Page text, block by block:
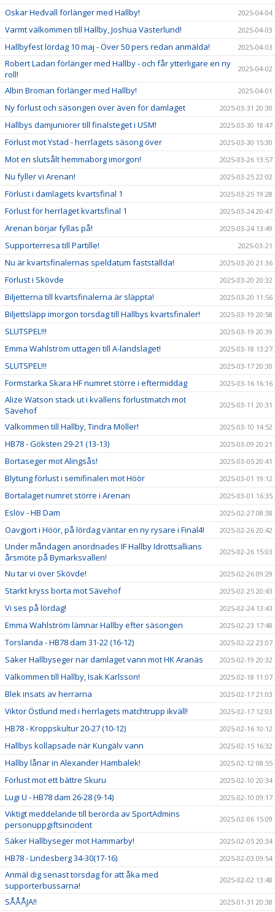
Oskar Hedvall förlänger med Hallby!
2025-04-04
Varmt välkommen till Hallby, Joshua Västerlund! 2025-04-03
Hallbyfest lördag 10 maj - Över 50 pers redan anmälda! 2025-04-03
Robert Ladan förlänger med Hallby - och får ytterligare en ny
roll!
2025-04-02
Albin Broman förlänger med Hallby! 2025-04-01
Ny förlust och säsongen över även för damlaget 2025-03-31 20:30
Hallbys damjuniorer till finalsteget i USM! 2025-03-30 18:47
Förlust mot Ystad - herrlagets säsong över 2025-03-30 15:30
Mot en slutsålt hemmaborg imorgon! 2025-03-26 13:57
Nu fyller vi Arenan! 2025-03-25 22:02
Förlust i damlagets kvartsfinal 1 2025-03-25 19:28
Förlust för herrlaget kvartsfinal 1 2025-03-24 20:47
Arenan börjar fyllas på! 2025-03-24 13:49
Supporterresa till Partille! 2025-03-21
Nu är kvartsfinalernas speldatum fastställda! 2025-03-20 21:36
Förlust i Skövde 2025-03-20 20:32
Biljetterna till kvartsfinalerna är släppta! 2025-03-20 11:56
Biljettsläpp imorgon torsdag till Hallbys kvartsfinaler! 2025-03-19 20:58
SLUTSPEL!!! 2025-03-19 20:39
Emma Wahlström uttagen till A-landslaget! 2025-03-18 13:27
SLUTSPEL!!! 2025-03-17 20:30
Formstarka Skara HF numret större i eftermiddag 2025-03-16 16:16
Alize Watson stack ut i kvällens förlustmatch mot
Sävehof
2025-03-11 20:31
Välkommen till Hallby, Tindra Möller! 2025-03-10 14:52
HB78 - Göksten 29-21 (13-13) 2025-03-09 20:21
Bortaseger mot Alingsås! 2025-03-05 20:41
Blytung förlust i semifinalen mot Höör 2025-03-01 19:12
Bortalaget numret större i Arenan 2025-03-01 16:35
Eslöv - HB Dam 2025-02-27 08:38
Oavgjort i Höör, på lördag väntar en ny rysare i Final4! 2025-02-26 20:42
Under måndagen anordnades IF Hallby Idrottsallians
årsmöte på Bymarksvallen!
2025-02-26 15:03
Nu tar vi över Skövde! 2025-02-26 09:29
Starkt kryss borta mot Sävehof 2025-02-25 20:43
Vi ses på lördag! 2025-02-24 13:43
Emma Wahlström lämnar Hallby efter säsongen 2025-02-23 17:48
Torslanda - HB78 dam 31-22 (16-12) 2025-02-22 23:07
Säker Hallbyseger när damlaget vann mot HK Aranäs 2025-02-19 20:32
Välkommen till Hallby, Isak Karlsson! 2025-02-18 11:07
Blek insats av herrarna 2025-02-17 21:03
Viktor Östlund med i herrlagets matchtrupp ikväll! 2025-02-17 12:03
HB78 - Kroppskultur 20-27 (10-12) 2025-02-16 10:12
Hallbys kollapsade när Kungälv vann 2025-02-15 16:32
Hallby lånar in Alexander Hambalek! 2025-02-12 08:55
Förlust mot ett bättre Skuru 2025-02-10 20:34
Lugi U - HB78 dam 26-28 (9-14) 2025-02-10 09:17
Viktigt meddelande till berörda av SportAdmins
personuppgiftsincident
2025-02-06 15:09
Säker Hallbyseger mot Hammarby! 2025-02-05 20:34
HB78 - Lindesberg 34-30(17-16) 2025-02-03 09:54
Anmäl dig senast torsdag för att åka med
supporterbussarna!
2025-02-02 13:48
SÅÅÅJA!! 2025-01-31 20:38